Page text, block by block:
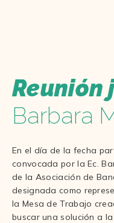
Reunión
Barbara
En el día de la fecha
convocada por la Ec.
de la Asociación de
designada como
la Mesa de Trabajo
buscar una solución a